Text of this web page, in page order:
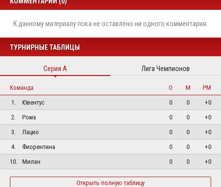
К данному материалу пока не оставлено ни одного комментария.
ТУРНИРНЫЕ ТАБЛИЦЫ
Серия А Лига Чемпионов
Команда О М
РМ
1.
Ювентус 0 0
+0
2.
Рома 0 0
+0
3.
Лацио 0 0
+0
4.
Фиорентина 0 0
+0
10.
Милан 0 0 +0
Открыть полную таблицу